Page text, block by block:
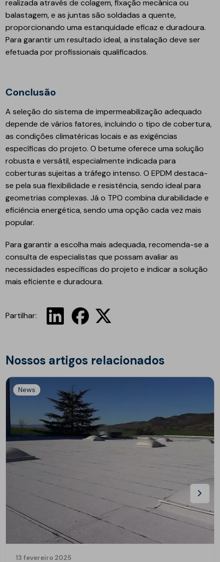
realizada através de colagem, fixação mecânica ou
balastagem, e as juntas são soldadas a quente,
proporcionando uma estanquidade eficaz e duradoura.
Para garantir um resultado ideal, a instalação deve ser
efetuada por profissionais qualificados.
Conclusão
A seleção do sistema de impermeabilização adequado
depende de vários fatores, incluindo o tipo de cobertura,
as condições climatéricas locais e as exigências
específicas do projeto. O betume oferece uma solução
robusta e versátil, especialmente indicada para
coberturas sujeitas a tráfego intenso. O EPDM destaca-
se pela sua flexibilidade e resistência, sendo ideal para
geometrias complexas. Já o TPO combina durabilidade e
eficiência energética, sendo uma opção cada vez mais
popular.
Para garantir a escolha mais adequada, recomenda-se a
consulta de especialistas que possam avaliar as
necessidades específicas do projeto e indicar a solução
mais eficiente e duradoura.
Partilhar:
Nossos artigos relacionados
News
13 fevereiro 2025